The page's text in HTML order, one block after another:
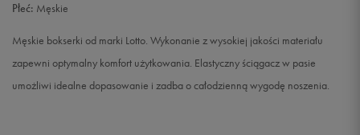
Płeć: Męskie
Męskie bokserki od marki Lotto. Wykonanie z wysokiej jakości materiału
zapewni optymalny komfort użytkowania. Elastyczny ściągacz w pasie
umożliwi idealne dopasowanie i zadba o całodzienną wygodę noszenia.